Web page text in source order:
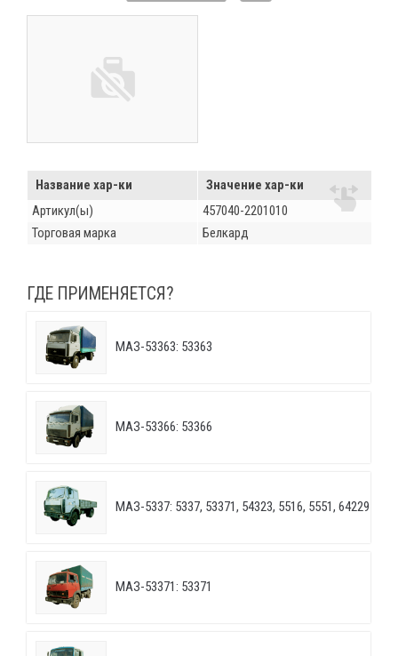
Название хар-ки
Значение хар-ки
Артикул(ы)
457040-2201010
Торговая марка
Белкард
ГДЕ ПРИМЕНЯЕТСЯ?
МАЗ-53363: 53363
МАЗ-53366: 53366
МАЗ-5337: 5337, 53371, 54323, 5516, 5551, 64229
МАЗ-53371: 53371